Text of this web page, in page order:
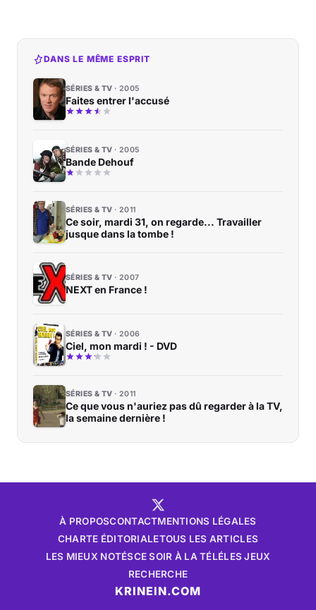
DANS LE MÊME ESPRIT
SÉRIES & TV 2005
Faites entrer l'accusé
SÉRIES & TV 2005
Bande Dehouf
SÉRIES & TV 2011
Ce soir, mardi 31, on regarde... Travailler
jusque dans la tombe !
SÉRIES & TV 2007
NEXT en France !
SÉRIES & TV 2006
Ciel, mon mardi ! - DVD
SÉRIES & TV 2011
Ce que vous n'auriez pas dû regarder à la TV,
la semaine dernière !
À PROPOSCONTACTMENTIONS LÉGALES
CHARTE ÉDITORIALETOUS LES ARTICLES
LES MIEUX NOTÉSCE SOIR À LA TÉLÉLES JEUX
RECHERCHE
KRINEIN.COM